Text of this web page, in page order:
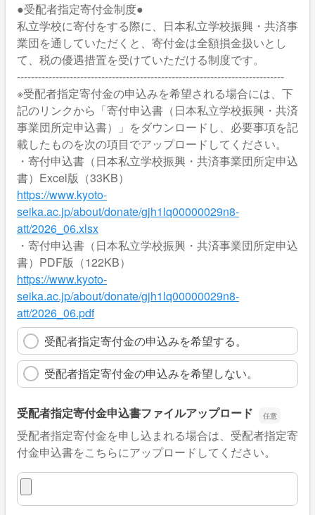
●受配者指定寄付金制度●
私立学校に寄付をする際に、日本私立学校振興・共済事
業団を通していただくと、寄付金は全額損金扱いとし
て、税の優遇措置を受けていただける制度です。
----------------------------------------------------------------------------
※受配者指定寄付金の申込みを希望される場合には、下
記のリンクから「寄付申込書（日本私立学校振興・共済
事業団所定申込書）」をダウンロードし、必要事項を記
載したものを次の項目でアップロードしてください。
・寄付申込書（日本私立学校振興・共済事業団所定申込
書）Excel版（33KB）
https://www.kyoto-
seika.ac.jp/about/donate/gjh1lq00000029n8-
att/2026_06.xlsx
・寄付申込書（日本私立学校振興・共済事業団所定申込
書）PDF版（122KB）
https://www.kyoto-
seika.ac.jp/about/donate/gjh1lq00000029n8-
att/2026_06.pdf
受配者指定寄付金の申込みを希望する。
受配者指定寄付金の申込みを希望しない。
受配者指定寄付金申込書ファイルアップロード
受配者指定寄付金を申し込まれる場合は、受配者指定寄
付金申込書をこちらにアップロードしてください。
受配者指定寄付金申込書ファイルアップロード